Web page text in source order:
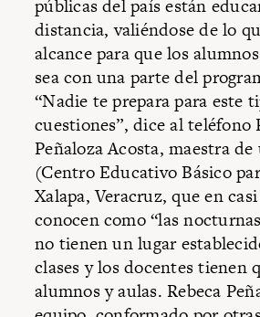
públicas del país están
distancia, valiéndose de lo
alcance para que los
sea con una parte del
“Nadie te prepara para este
cuestiones”, dice al teléfono
Peñaloza Acosta, maestra
(Centro Educativo Básico
Xalapa, Veracruz, que en
conocen como “las
no tienen un lugar
clases y los docentes tienen
alumnos y aulas. Rebeca